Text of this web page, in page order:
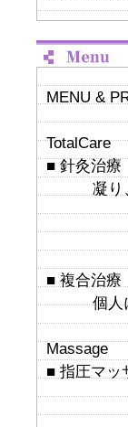
MENU &
TotalCare
■ 針灸治療
凝り、
(部分)
(全身)
■ 複合治
個人に合
・・
Massage
■ 指圧マッ
(30分)
(45分)